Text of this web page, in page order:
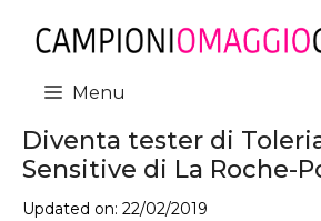
contenuto
Menu
Diventa tester di
Sensitive di La Roche-
Updated on: 22/02/2019